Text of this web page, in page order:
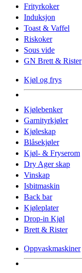
Frityrkoker
Induksjon
Toast & Vaffel
Riskoker
Sous vide
GN Brett & Rister
Kjøl og frys
Kjølebenker
Garnityrkjøler
Kjøleskap
Blåsekjøler
Kjøl- & Fryserom
Dry Ager skap
Vinskap
Isbitmaskin
Back bar
Kjøleplater
Drop-in Kjøl
Brett & Rister
Oppvaskmaskiner